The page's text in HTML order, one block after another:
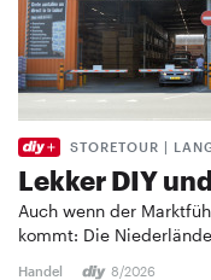
STORETOUR |
Lekker DIY
Auch wenn der
kommt: Die
Handel 8/2026